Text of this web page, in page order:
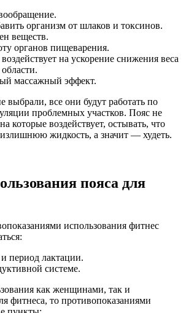
организм от шлаков и токсинов.
веществ.
органов пищеварения.
на ускорение снижения веса
массажный эффект.
все они будут работать по
проблемных участков. Пояс не
которые воздействует, остывать, что
жидкость, а значит — худеть.
пояса для
использования фитнес
период лактации.
системе.
как женщинами, так и
фитнеса, то противопоказаниями